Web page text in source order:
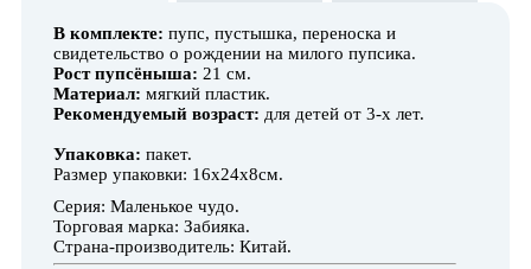
В комплекте: пупс, пустышка, переноска и
свидетельство о рождении на милого пупсика.
Рост пупсёныша: 21 см.
Материал: мягкий пластик.
Рекомендуемый возраст: для детей от 3-х лет.
Упаковка: пакет.
Размер упаковки: 16х24х8см.
Серия: Маленькое чудо.
Торговая марка: Забияка.
Страна-производитель: Китай.